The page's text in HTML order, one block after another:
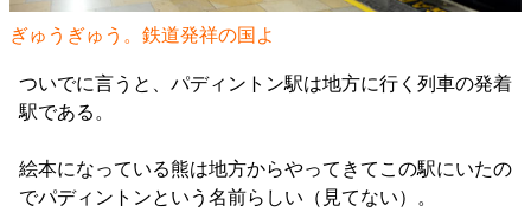
ぎゅうぎゅう。鉄道発祥の国よ
ついでに言うと、パディントン駅は地方に行く列車の発着
駅である。
絵本になっている熊は地方からやってきてこの駅にいたの
でパディントンという名前らしい（見てない）。